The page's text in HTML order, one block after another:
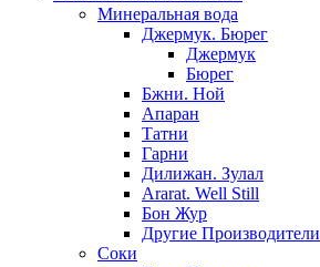
Минеральная вода
Джермук. Бюрег
Джермук
Бюрег
Бжни. Ной
Апаран
Татни
Гарни
Дилижан. Зулал
Ararat. Well Still
Бон Жур
Другие Производители
Соки